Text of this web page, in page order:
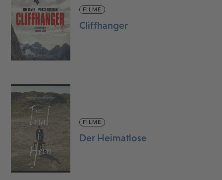
FILME
Cliffhanger
FILME
Der Heimatlose